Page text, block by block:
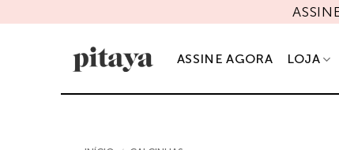
to
ASSINE AGORA LOJA